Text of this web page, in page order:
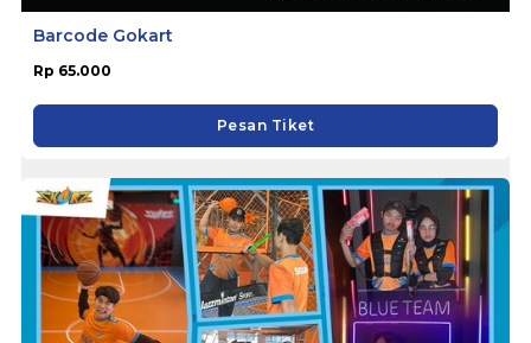
Barcode Gokart
Rp 65.000
Pesan Tiket